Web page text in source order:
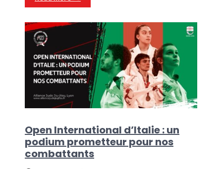
Open International d’Italie : un
podium prometteur pour nos
combattants